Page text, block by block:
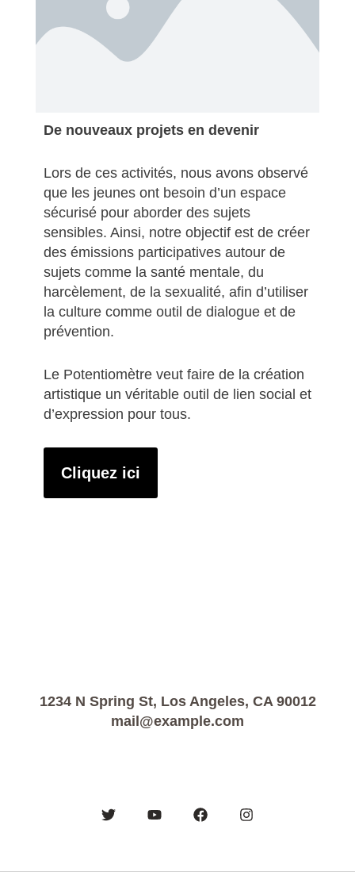
De nouveaux projets en devenir
Lors de ces activités, nous avons observé
que les jeunes ont besoin d’un espace
sécurisé pour aborder des sujets
sensibles. Ainsi, notre objectif est de créer
des émissions participatives autour de
sujets comme la santé mentale, du
harcèlement, de la sexualité, afin d’utiliser
la culture comme outil de dialogue et de
prévention.
Le Potentiomètre veut faire de la création
artistique un véritable outil de lien social et
d’expression pour tous.
Cliquez ici
1234 N Spring St, Los Angeles, CA 90012
mail@example.com